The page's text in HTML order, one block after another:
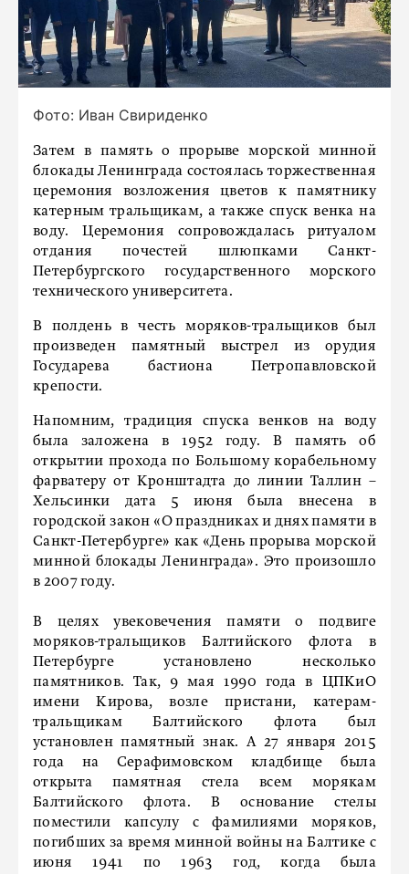
Фото: Иван Свириденко
Затем в память о прорыве морской минной
блокады Ленинграда состоялась торжественная
церемония возложения цветов к памятнику
катерным тральщикам, а также спуск венка на
воду. Церемония сопровождалась ритуалом
отдания почестей шлюпками Санкт-
Петербургского государственного морского
технического университета.
В полдень в честь моряков-тральщиков был
произведен памятный выстрел из орудия
Государева бастиона Петропавловской
крепости.
Напомним, традиция спуска венков на воду
была заложена в 1952 году. В память об
открытии прохода по Большому корабельному
фарватеру от Кронштадта до линии Таллин –
Хельсинки дата 5 июня была внесена в
городской закон «О праздниках и днях памяти в
Санкт-Петербурге» как «День прорыва морской
минной блокады Ленинграда». Это произошло
в 2007 году.
В целях увековечения памяти о подвиге
моряков-тральщиков Балтийского флота в
Петербурге установлено несколько
памятников. Так, 9 мая 1990 года в ЦПКиО
имени Кирова, возле пристани, катерам-
тральщикам Балтийского флота был
установлен памятный знак. А 27 января 2015
года на Серафимовском кладбище была
открыта памятная стела всем морякам
Балтийского флота. В основание стелы
поместили капсулу с фамилиями моряков,
погибших за время минной войны на Балтике с
июня 1941 по 1963 год, когда была